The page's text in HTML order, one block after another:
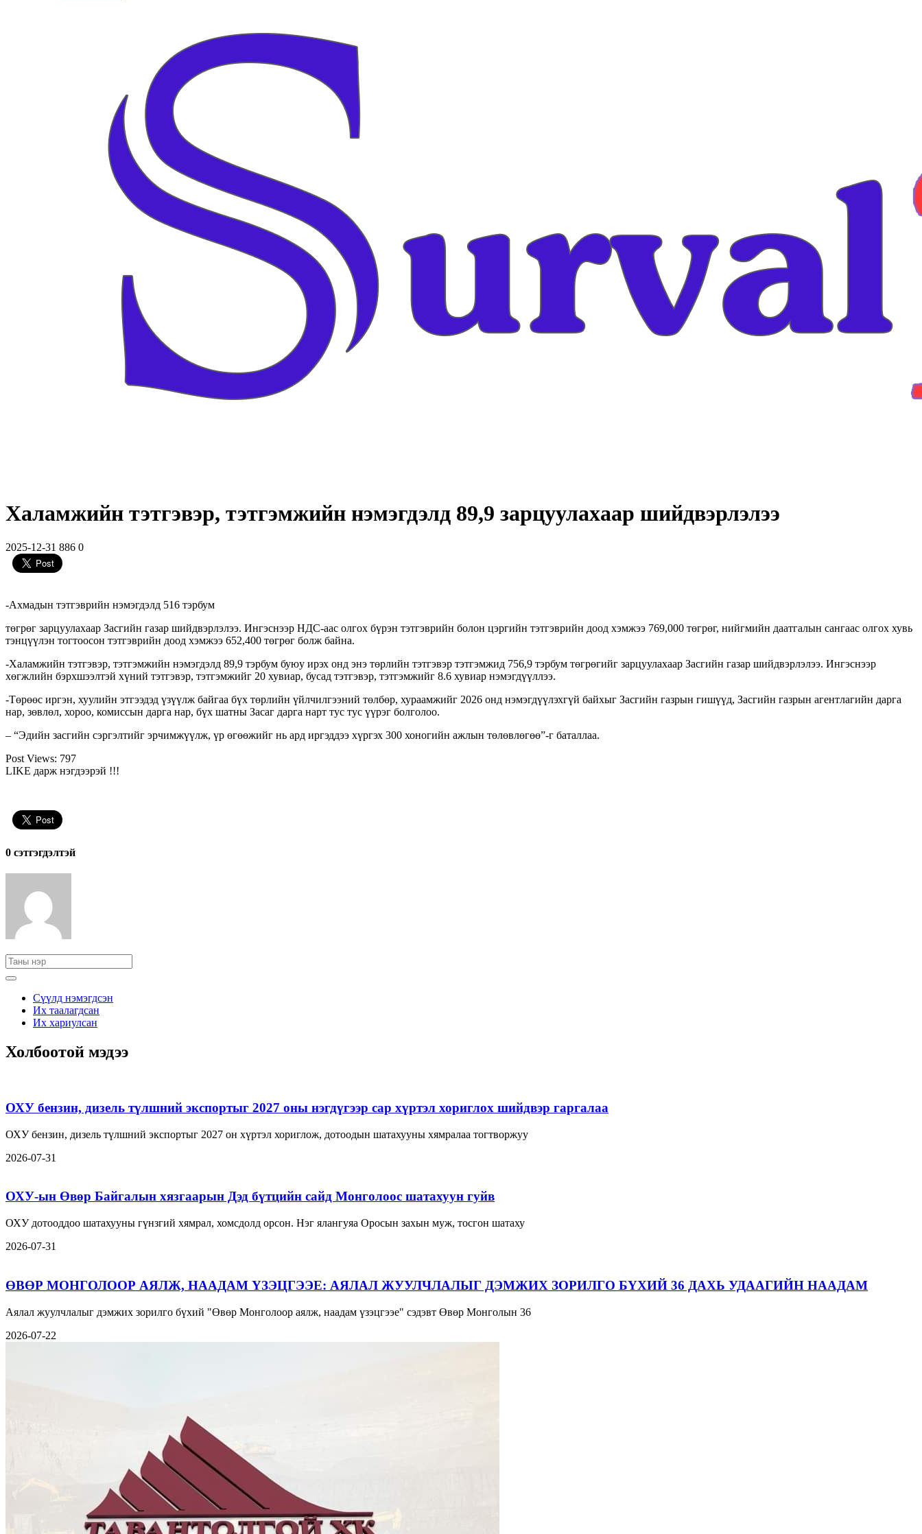
Халамжийн тэтгэвэр, тэтгэмжийн нэмэгдэлд 89,9 зарцуулахаар шийдвэрлэлээ
2025-12-31 886 0
-Ахмадын тэтгэврийн нэмэгдэлд 516 тэрбум
төгрөг зарцуулахаар Засгийн газар шийдвэрлэлээ. Ингэснээр НДС-аас олгох бүрэн тэтгэврийн болон цэргийн тэтгэврийн доод хэмжээ 769,000 төгрөг, нийгмийн даатгалын сангаас олгох хувь
тэнцүүлэн тогтоосон тэтгэврийн доод хэмжээ 652,400 төгрөг болж байна.
-Халамжийн тэтгэвэр, тэтгэмжийн нэмэгдэлд 89,9 тэрбум буюу ирэх онд энэ төрлийн тэтгэвэр тэтгэмжид 756,9 тэрбум төгрөгийг зарцуулахаар Засгийн газар шийдвэрлэлээ. Ингэснээр
хөгжлийн бэрхшээлтэй хүний тэтгэвэр, тэтгэмжийг 20 хувиар, бусад тэтгэвэр, тэтгэмжийг 8.6 хувиар нэмэгдүүллээ.
-Төрөөс иргэн, хуулийн этгээдэд үзүүлж байгаа бүх төрлийн үйлчилгээний төлбөр, хураамжийг 2026 онд нэмэгдүүлэхгүй байхыг Засгийн газрын гишүүд, Засгийн газрын агентлагийн дарга
нар, зөвлөл, хороо, комиссын дарга нар, бүх шатны Засаг дарга нарт тус тус үүрэг болголоо.
– “Эдийн засгийн сэргэлтийг эрчимжүүлж, үр өгөөжийг нь ард иргэддээ хүргэх 300 хоногийн ажлын төлөвлөгөө”-г баталлаа.
Post Views: 797
LIKE дарж нэгдээрэй !!!
0 cэтгэгдэлтэй
Сүүлд нэмэгдсэн
Их таалагдсан
Их хариулсан
Холбоотой мэдээ
ОХУ бензин, дизель түлшний экспортыг 2027 оны нэгдүгээр сар хүртэл хориглох шийдвэр гаргалаа
ОХУ бензин, дизель түлшний экспортыг 2027 он хүртэл хориглож, дотоодын шатахууны хямралаа тогтворжуу
2026-07-31
ОХУ-ын Өвөр Байгалын хязгаарын Дэд бүтцийн сайд Монголоос шатахуун гуйв
ОХУ дотооддоо шатахууны гүнзгий хямрал, хомсдолд орсон. Нэг ялангуяа Оросын захын муж, тосгон шатаху
2026-07-31
ӨВӨР МОНГОЛООР АЯЛЖ, НААДАМ ҮЗЭЦГЭЭЕ: АЯЛАЛ ЖУУЛЧЛАЛЫГ ДЭМЖИХ ЗОРИЛГО БҮХИЙ 36 ДАХЬ УДААГИЙН НААДАМ
Аялал жуулчлалыг дэмжих зорилго бүхий "Өвөр Монголоор аялж, наадам үзэцгээе" сэдэвт Өвөр Монголын 36
2026-07-22